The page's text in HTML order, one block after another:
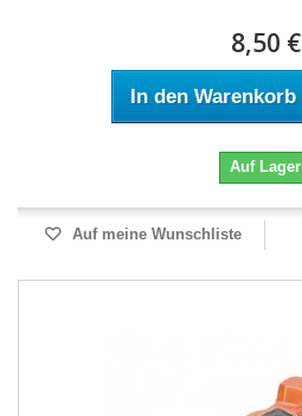
8,50 €
In den Warenkorb
Auf Lager
Auf meine Wunschliste